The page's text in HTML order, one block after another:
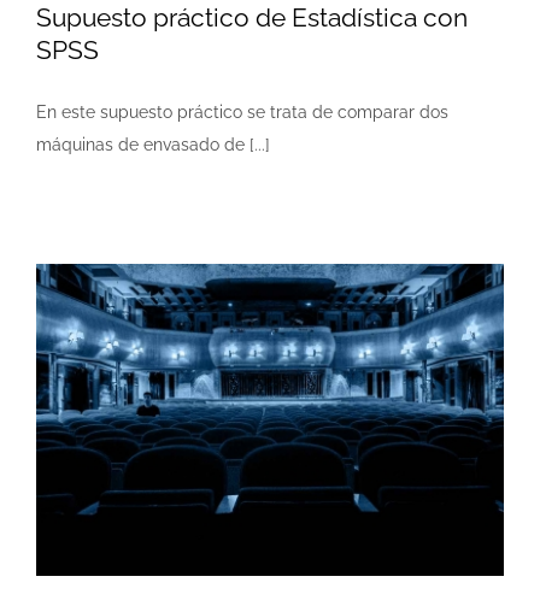
Supuesto práctico de Estadística con
SPSS
En este supuesto práctico se trata de comparar dos
máquinas de envasado de [...]